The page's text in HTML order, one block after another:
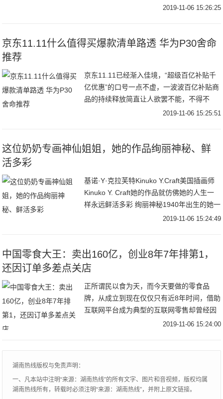
翻，红唇让她视觉上唇部饱满很多，唇形勾
2019-11-06 15:26:25
京东11.11什么值得买爆款清单路透 华为P30舍命
推荐
京东11.11已经渐入佳境，“超级百亿补贴千
亿优惠”的口号一点不虚，一波波百亿补贴商
品的持续释放简直让人欲罢不能，不得不
说，每天都能薅羊毛的感觉太爽了！近期值
2019-11-06 15:25:51
这位奶奶专画神仙姐姐，她的作品绚丽神秘、鲜
活多彩
基诺·Y·克拉芙特Kinuko Y.Craft美国插画师
Kinuko Y. Craft她的作品就仿佛她的人生一
样永远鲜活多彩 绚丽神秘1940年出生的她一
生只做了一件事画画Kinuko用画笔构建了一
2019-11-06 15:24:49
中国零食大王：卖出160亿，创业8年7年排第1，
还因订单多差点关店
正所谓民以食为天，而今天要做的零食品
牌，从成立到现在仅仅只有近8年时间，借助
互联网平台成为典型的互联网零售却曾经因
为订单太多而差点关店。扛过去之后连续7年
2019-11-06 15:24:00
湖南热线版权与免责声明：
一、凡本站中注明“来源：湖南热线”的所有文字、图片和音视频，版权均属
湖南热线所有，转载时必须注明“来源：湖南热线”，并附上原文链接。